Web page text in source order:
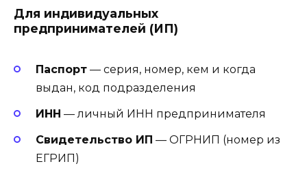
Для индивидуальных
предпринимателей (ИП)
Паспорт — серия, номер, кем и когда
выдан, код подразделения
ИНН — личный ИНН предпринимателя
Свидетельство ИП — ОГРНИП (номер из
ЕГРИП)